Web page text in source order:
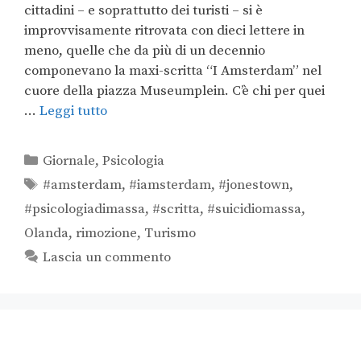
cittadini – e soprattutto dei turisti – si è
improvvisamente ritrovata con dieci lettere in
meno, quelle che da più di un decennio
componevano la maxi-scritta “I Amsterdam” nel
cuore della piazza Museumplein. C’è chi per quei
… Leggi tutto
Giornale,Psicologia
#amsterdam, #iamsterdam, #jonestown,
#psicologiadimassa, #scritta, #suicidiomassa,
Olanda, rimozione, Turismo
Lascia un commento